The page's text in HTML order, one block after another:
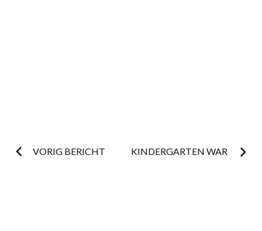
Post
VORIG BERICHT KINDERGARTEN WAR